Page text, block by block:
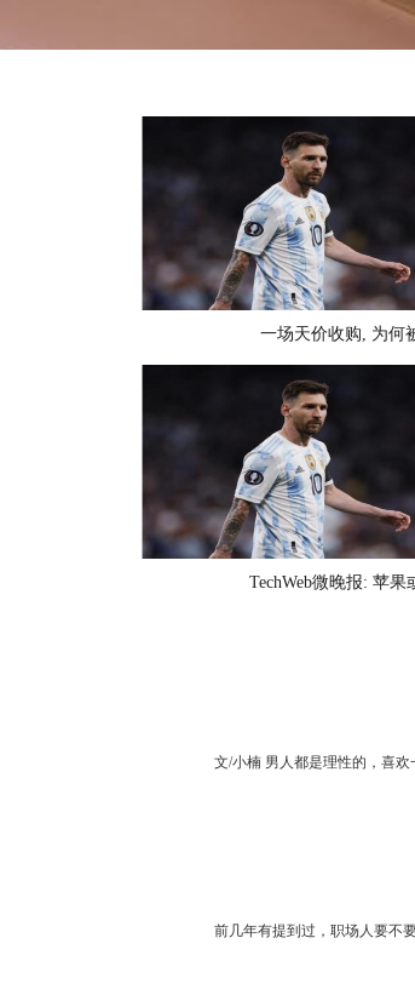
一场天价收购, 为何
TechWeb微晚报: 苹果
文/小楠 男人都是理性的，喜欢
前几年有提到过，职场人要不要